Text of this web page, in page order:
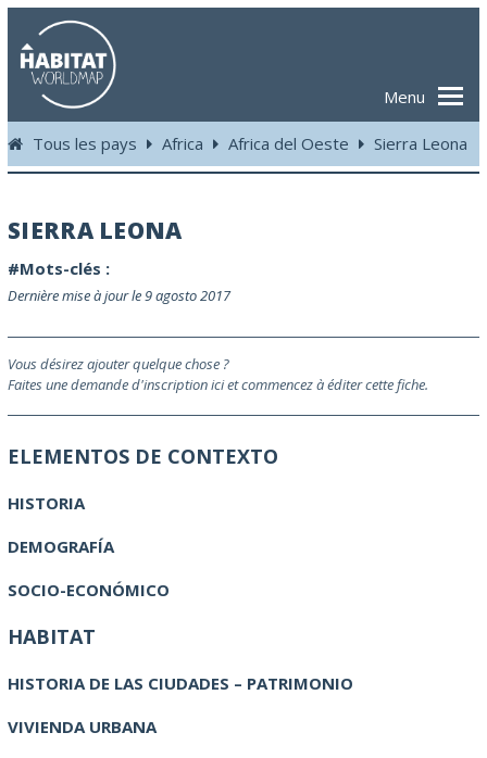
Menu
Tous les pays Africa Africa del Oeste Sierra Leona
SIERRA LEONA
#Mots-clés :
Dernière mise à jour le 9 agosto 2017
Vous désirez ajouter quelque chose ?
Faites une demande d'inscription ici et commencez à éditer cette fiche.
ELEMENTOS DE CONTEXTO
HISTORIA
DEMOGRAFÍA
SOCIO-ECONÓMICO
HABITAT
HISTORIA DE LAS CIUDADES – PATRIMONIO
VIVIENDA URBANA